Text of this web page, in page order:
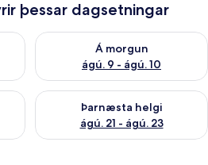
þessar dagsetningar
8 - ágú. 9
Á morgun
ágú. 9 - ágú. 10
Athuga framboð á morgun
ágú. 14 - ágú. 16
Þarnæsta helgi
ágú. 21 - ágú. 23
Athuga framboð þarnæstu